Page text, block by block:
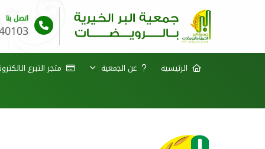
اتصل بنا
الرئيسية عن الجمعية متجر التبرع